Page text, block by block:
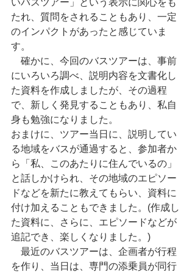
いバスツアー」という表示に関心をも
たれ、質問をされることもあり、一定
のインパクトがあったと感じていま
す。
確かに、今回のバスツアーは、事前
にいろいろ調べ、説明内容を文書化し
た資料を作成しましたが、その過程
で、新しく発見することもあり、私自
身も勉強になりました。
おまけに、ツアー当日に、説明してい
る地域をバスが通過すると、参加者か
ら「私、このあたりに住んでいるの」
と話しかけられ、その地域のエピソー
ドなどを新たに教えてもらい、資料に
付け加えることもできました。(作成し
た資料に、さらに、エピソードなどが
追記でき、楽しくなりました。)
最近のバスツアーは、企画者が行程
を作り、当日は、専門の添乗員が同行